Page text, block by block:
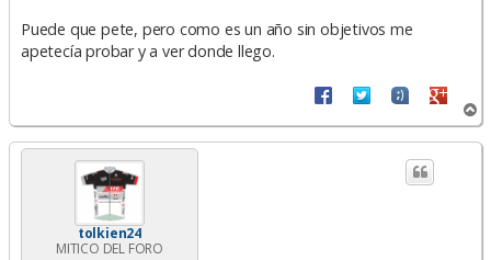
Puede que pete, pero como es un año sin objetivos me
apetecía probar y a ver donde llego.
r
r
tolkien24
MITICO DEL FORO